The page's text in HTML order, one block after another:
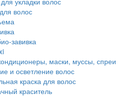
волос
завивка
маски, муссы, спреи
и осветление волос
краска для волос
краситель